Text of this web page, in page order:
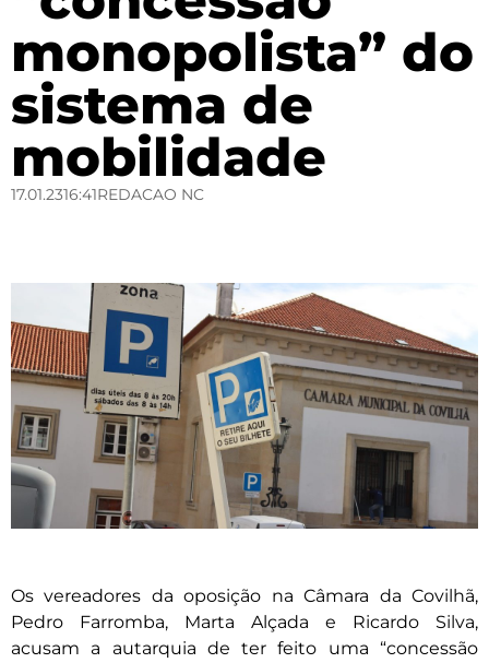
monopolista” do
sistema de
mobilidade
17.01.2316:41REDACAO NC
Os vereadores da oposição na Câmara da Covilhã,
Pedro Farromba, Marta Alçada e Ricardo Silva,
acusam a autarquia de ter feito uma “concessão